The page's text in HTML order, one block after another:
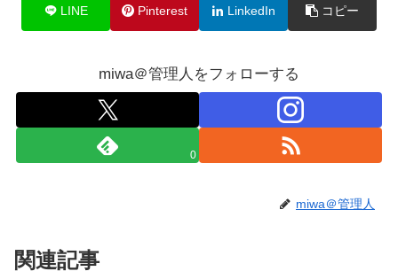
LINE Pinterest LinkedIn コピー
miwa＠管理人をフォローする
0
miwa＠管理人
関連記事